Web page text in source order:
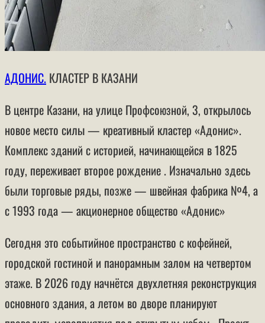
АДОНИС. КЛАСТЕР В КАЗАНИ
В центре Казани, на улице Профсоюзной, 3, открылось
новое место силы — креативный кластер «Адонис».
Комплекс зданий с историей, начинающейся в 1825
году, переживает второе рождение . Изначально здесь
были торговые ряды, позже — швейная фабрика №4, а
с 1993 года — акционерное общество «Адонис»
Сегодня это событийное пространство с кофейней,
городской гостиной и панорамным залом на четвертом
этаже. В 2026 году начнётся двухлетняя реконструкция
основного здания, а летом во дворе планируют